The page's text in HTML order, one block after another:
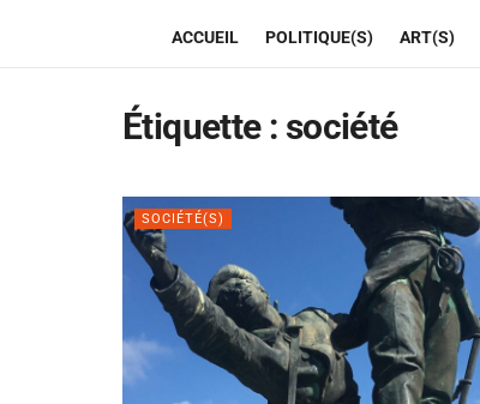
ACCUEIL POLITIQUE(S) ART(S)
Étiquette : société
SOCIÉTÉ(S)